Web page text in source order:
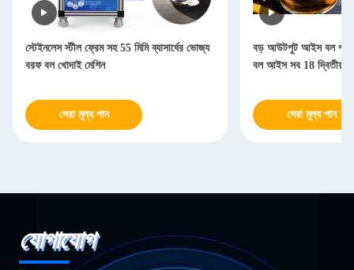
স্টেইনলেস স্টীল ফ্রেম সহ 55 মিমি ব্যাসার্ধের ভোজ্য
বরফ বল খোদাই মেশিন
সেরা মূল্য পান
বড় আউটপুট আইস বল
বল আইস সব 18 দ্বিতীয়
সেরা মূল্য পান
যোগাযোগ